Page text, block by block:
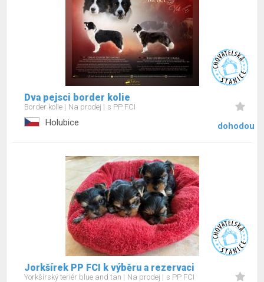
Dva pejsci border kolie
Border kolie Na prodej s PP FCI
Holubice dohodou
Jorkšírek PP FCI k výběru a rezervaci
Yorkšírský teriér blue and tan Na prodej s PP FCI